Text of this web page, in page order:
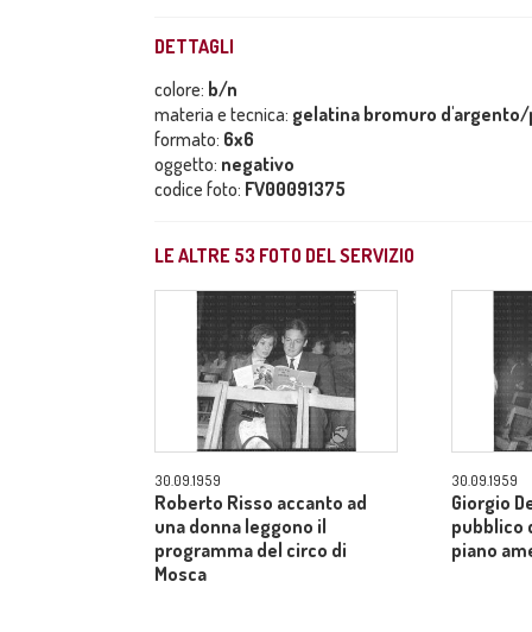
DETTAGLI
colore: b/n
materia e tecnica: gelatina bromuro
formato: 6x6
oggetto: negativo
codice foto: FV00091375
LE ALTRE 53 FOTO DEL SERVIZIO
30.09.1959
Roberto Risso accanto ad
una donna leggono il
programma del circo di
Mosca
30.09.1959
Giorgio
pubblico
piano